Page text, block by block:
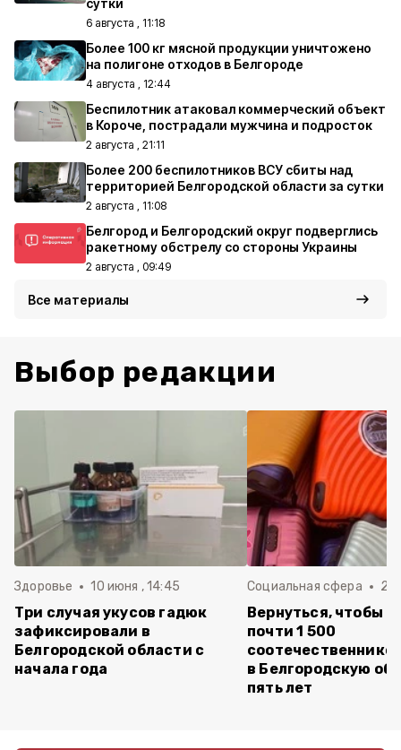
сутки
6 августа , 11:18
Более 100 кг мясной продукции уничтожено
на полигоне отходов в Белгороде
4 августа , 12:44
Беспилотник атаковал коммерческий объект
в Короче, пострадали мужчина и подросток
2 августа , 21:11
Более 200 беспилотников ВСУ сбиты над
территорией Белгородской области за сутки
2 августа , 11:08
Белгород и Белгородский округ подверглись
ракетному обстрелу со стороны Украины
2 августа , 09:49
Все материалы
Выбор редакции
Здоровье 10 июня , 14:45
Три случая укусов гадюк
зафиксировали в
Белгородской области с
начала года
Социальная сфера 20
Вернуться, чтобы
почти 1 500
в Белгородскую
пять лет